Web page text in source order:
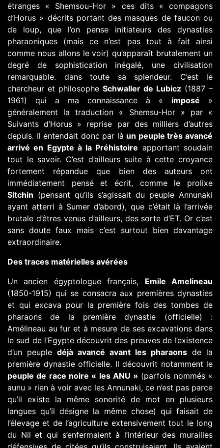
étranges « Shemsou-Hor » ces dits « compagons
d’Horus » décrits portant des masques de faucon ou
de loup, que l’on pense initiateurs des dynasties
pharaoniques (mais ce n’est pas tout à fait ainsi
comme nous allons le voir) qu’apparaît brutalement un
degré de sophistication inégalé, une civilisation
remarquable. dans toute sa splendeur. C’est le
chercheur et philosophe Schwaller de Lubicz (1887 –
1961) qui a ma connaissance à « imposé »
généralement la traduction « Shemsu-Hor » par «
Suivants d’Horus » reprise par des milliers d’autres
depuis. Il entendait donc par là un peuple très avancé
arrivé en Egypte à la Préhistoire apportant soudain
tout le savoir. C’est d’ailleurs suite à cette croyance
fortement répandue que bien des auteurs ont
immédiatement pensé et écrit, comme le prolixe
Sitchin (pensant qu’ils s’agissait du peuple Annunaki
ayant atterri à Sumer d’abord), que c’était là l’arrivée
brutale d’êtres venus d’ailleurs, des sorte d’ET. Or c’est
sans doute faux mais c’est surtout bien davantage
extraordinaire.
Des traces matérielles avérées
Un ancien égyptologue français, Emile Amelineau
(1850-1915) qui se consacra aux premières dynasties
et qui excava pour la première fois des tombes de
pharaons de la première dynastie (officielle) :
Amélineau au fur et à mesure de ses excavations dans
le sud de l’Egypte découvrit des preuves de l’existence
d’un peuple déjà avancé avant les pharaons de la
première dynastie officielle. Il découvrit notamment le
peuple de race noire « les ANU » (parfois nommés «
aunu » rien à voir avec les Annunaki, ce n’est pas parce
qu’il existe la même sonorité de mot en plusieurs
langues qu’il désigne la même chose) qui faisait de
l’élevage et de l’agriculture extensivement tout le long
du Nil et qui s’enfermaient à l’intérieur des murailles